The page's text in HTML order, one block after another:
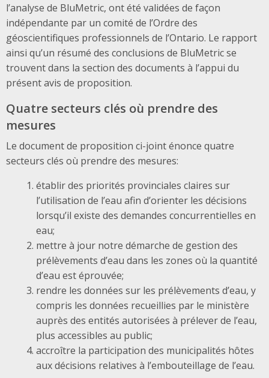
l’analyse de BluMetric, ont été validées de façon
indépendante par un comité de l’Ordre des
géoscientifiques professionnels de l’Ontario. Le rapport
ainsi qu’un résumé des conclusions de BluMetric se
trouvent dans la section des documents à l’appui du
présent avis de proposition.
Quatre secteurs clés où prendre des
mesures
Le document de proposition ci-joint énonce quatre
secteurs clés où prendre des mesures:
établir des priorités provinciales claires sur
l’utilisation de l’eau afin d’orienter les décisions
lorsqu’il existe des demandes concurrentielles en
eau;
mettre à jour notre démarche de gestion des
prélèvements d’eau dans les zones où la quantité
d’eau est éprouvée;
rendre les données sur les prélèvements d’eau, y
compris les données recueillies par le ministère
auprès des entités autorisées à prélever de l’eau,
plus accessibles au public;
accroître la participation des municipalités hôtes
aux décisions relatives à l’embouteillage de l’eau.